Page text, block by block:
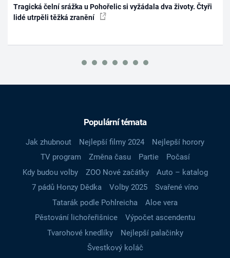
Tragická čelní srážka u Pohořelic si vyžádala dva životy. Čtyři
lidé utrpěli těžká zranění
Populární témata
Jak zhubnout Nejlepší filmy 2024
Nejlepší horory
TV program
Změna času Partie
Počasí
Kdy budou volby
ZOO Nové začátky
Auto – katalog
7 pádů Honzy Dědka
Volby 2025
Svařené víno
Tatarák podle Pohlreicha
Aloe vera
Pěstování lichořeřišnice
Výpočet ascendentu
Tvarohové knedlíky
Nejlepší palačinky
Švestkový koláč